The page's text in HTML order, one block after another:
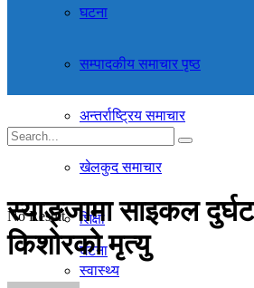
घटना
सम्पादकीय समाचार पृष्ठ
अन्तर्राष्ट्रिय समाचार
खेलकुद समाचार
शिक्षा
स्वास्थ्य
गृहपृष्ठ
घटना
No Result
स्याङ्जामा साइकल
किशोरको मृत्यु